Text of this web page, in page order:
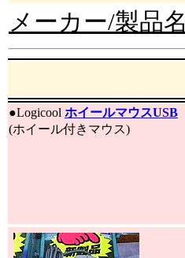
メーカー/製品名
●Logicool ホイールマウスUSB
(ホイール付きマウス)